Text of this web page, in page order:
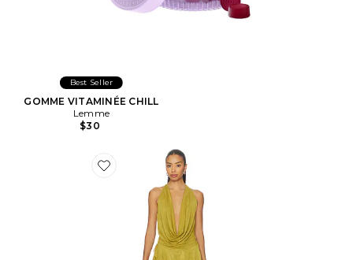
Best Seller
GOMME VITAMINÉE CHILL
Lemme
$30
Favorite ROBE KATSIA